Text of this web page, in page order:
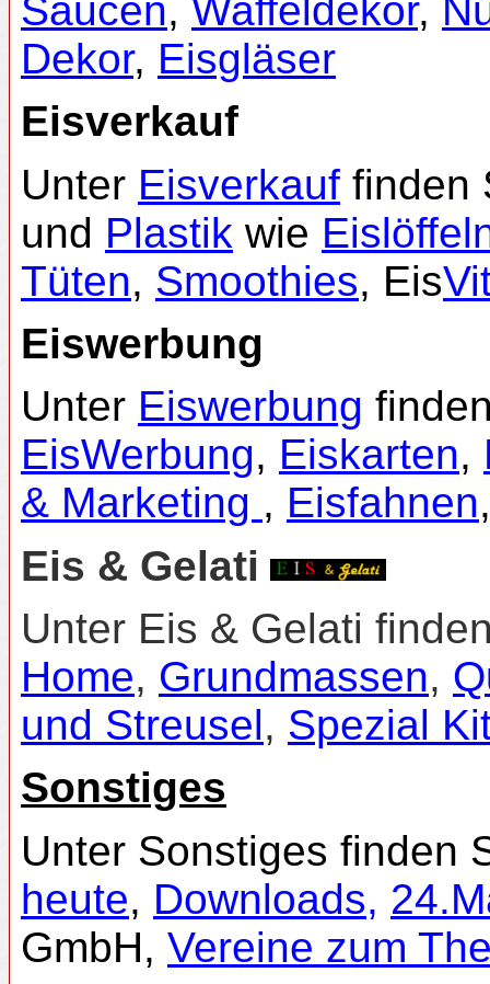
Saucen, Waffeldekor,
Dekor, Eisgläser
Eisverkauf
Unter Eisverkauf finden
und Plastik wie
Tüten, Smoothies, Eis
Eiswerbung
Unter Eiswerbung
EisWerbung, Eiskarten,
& Marketing , Eisfahnen
Eis & Gelati
Unter Eis & Gelati
Home, Grundmassen,
und Streusel, Spezial
Sonstiges
Unter Sonstiges finden
heute, Downloads,
GmbH, Vereine zum